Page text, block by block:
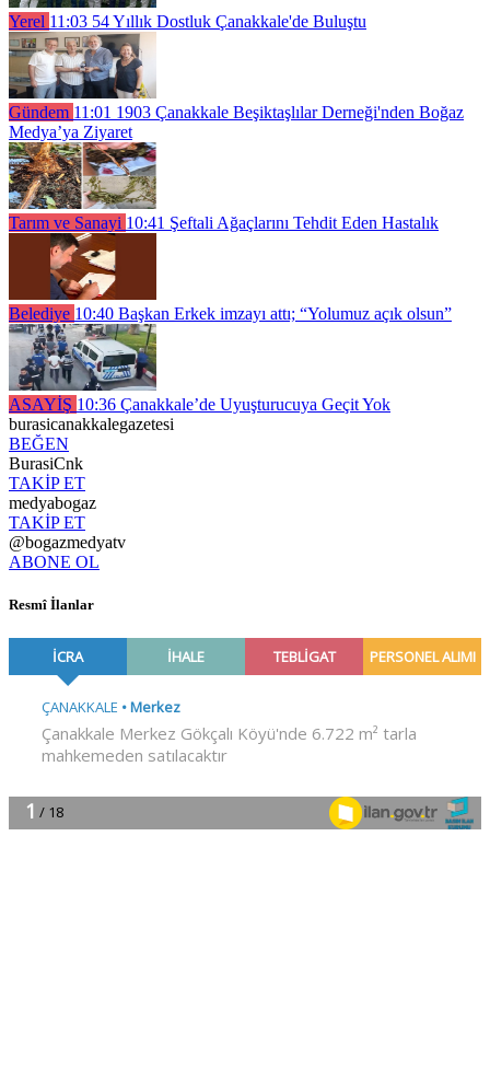
Yerel 11:03 54 Yıllık Dostluk Çanakkale'de Buluştu
Gündem 11:01 1903 Çanakkale Beşiktaşlılar Derneği'nden Boğaz
Medya’ya Ziyaret
Tarım ve Sanayi 10:41 Şeftali Ağaçlarını Tehdit Eden Hastalık
Belediye 10:40 Başkan Erkek imzayı attı; “Yolumuz açık olsun”
ASAYİŞ 10:36 Çanakkale’de Uyuşturucuya Geçit Yok
burasicanakkalegazetesi
BEĞEN
BurasiCnk
TAKİP ET
medyabogaz
TAKİP ET
@bogazmedyatv
ABONE OL
Resmî İlanlar